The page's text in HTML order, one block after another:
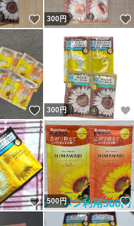
いいね！
300円
いいね！
300 円
いいね！
500円